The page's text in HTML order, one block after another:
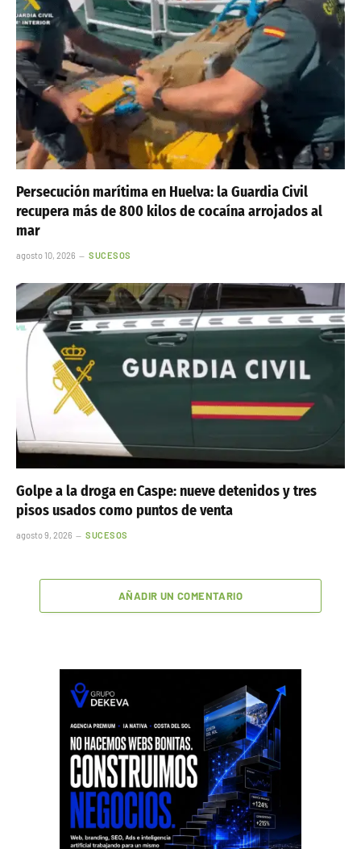
Persecución marítima en Huelva: la Guardia Civil
recupera más de 800 kilos de cocaína arrojados al
mar
agosto 10, 2026 SUCESOS
Golpe a la droga en Caspe: nueve detenidos y tres
pisos usados como puntos de venta
agosto 9, 2026 SUCESOS
AÑADIR UN COMENTARIO